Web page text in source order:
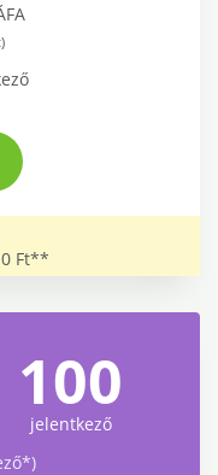
Ft**
100
jelentkező